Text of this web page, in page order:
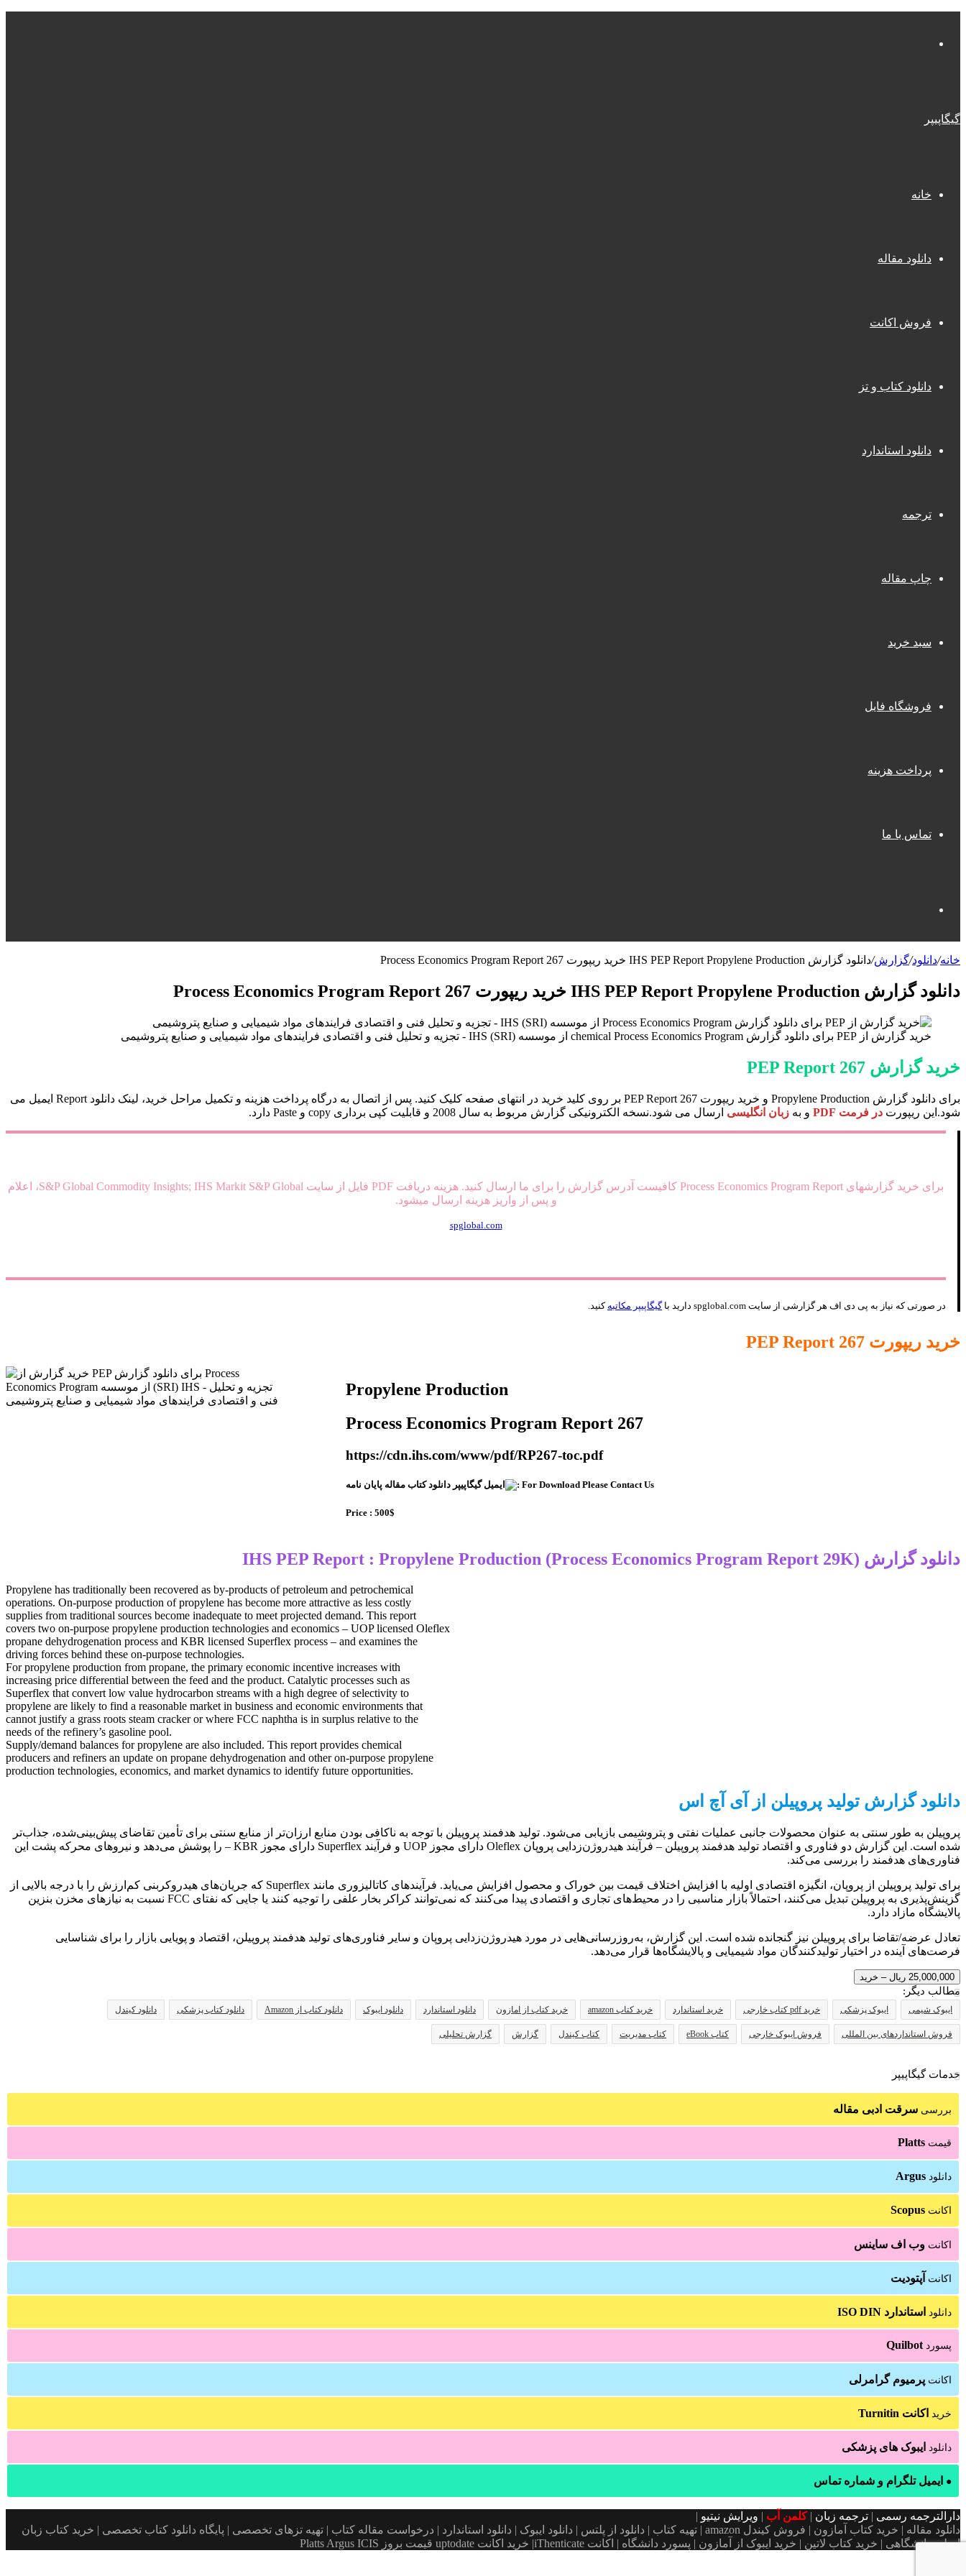
گیگاپیپر
خانه
دانلود مقاله
فروش اکانت
دانلود کتاب و تز
دانلود استاندارد
ترجمه
چاپ مقاله
سبد خرید
فروشگاه فایل
پرداخت هزینه
تماس با ما
خانه/دانلود/گزارش/دانلود گزارش IHS PEP Report Propylene Production خرید ریپورت Process Economics Program Report 267
دانلود گزارش IHS PEP Report Propylene Production خرید ریپورت Process Economics Program Report 267
خرید گزارش از PEP برای دانلود گزارش chemical Process Economics Program از موسسه (SRI) IHS - تجزیه و تحلیل فنی و اقتصادی فرایندهای مواد شیمیایی و صنایع پتروشیمی
خرید گزارش PEP Report 267
برای دانلود گزارش Propylene Production و خرید ریپورت PEP Report 267 بر روی کلید خرید در انتهای صفحه کلیک کنید. پس از اتصال به درگاه پرداخت هزینه و تکمیل مراحل خرید، لینک دانلود Report ایمیل می
شود.این ریپورت در فرمت PDF و به زبان انگلیسی ارسال می شود.نسخه الکترونیکی گزارش مربوط به سال 2008 و قابلیت کپی برداری copy و Paste دارد.
برای خرید گزارشهای Process Economics Program Report کافیست آدرس گزارش را برای ما ارسال کنید. هزینه دریافت PDF فایل از سایت S&P Global Commodity Insights; IHS Markit S&P Global، اعلام
و پس از واریز هزینه ارسال میشود.
spglobal.com
در صورتی که نیاز به پی دی اف هر گزارشی از سایت spglobal.com دارید با گیگاپیپر مکاتبه کنید.
خرید ریپورت PEP Report 267
Propylene Production
Process Economics Program Report 267
https://cdn.ihs.com/www/pdf/RP267-toc.pdf
For Download Please Contact Us :
Price : 500$
دانلود گزارش IHS PEP Report : Propylene Production (Process Economics Program Report 29K)
Propylene has traditionally been recovered as by-products of petroleum and petrochemical
operations. On-purpose production of propylene has become more attractive as less costly
supplies from traditional sources become inadequate to meet projected demand. This report
covers two on-purpose propylene production technologies and economics – UOP licensed Oleflex
propane dehydrogenation process and KBR licensed Superflex process – and examines the
driving forces behind these on-purpose technologies.
For propylene production from propane, the primary economic incentive increases with
increasing price differential between the feed and the product. Catalytic processes such as
Superflex that convert low value hydrocarbon streams with a high degree of selectivity to
propylene are likely to find a reasonable market in business and economic environments that
cannot justify a grass roots steam cracker or where FCC naphtha is in surplus relative to the
needs of the refinery’s gasoline pool.
Supply/demand balances for propylene are also included. This report provides chemical
producers and refiners an update on propane dehydrogenation and other on-purpose propylene
production technologies, economics, and market dynamics to identify future opportunities.
دانلود گزارش تولید پروپیلن از آی آچ اس
پروپیلن به طور سنتی به عنوان محصولات جانبی عملیات نفتی و پتروشیمی بازیابی می‌شود. تولید هدفمند پروپیلن با توجه به ناکافی بودن منابع ارزان‌تر از منابع سنتی برای تأمین تقاضای پیش‌بینی‌شده، جذاب‌تر
شده است. این گزارش دو فناوری و اقتصاد تولید هدفمند پروپیلن – فرآیند هیدروژن‌زدایی پروپان Oleflex دارای مجوز UOP و فرآیند Superflex دارای مجوز KBR – را پوشش می‌دهد و نیروهای محرکه پشت این
فناوری‌های هدفمند را بررسی می‌کند.
برای تولید پروپیلن از پروپان، انگیزه اقتصادی اولیه با افزایش اختلاف قیمت بین خوراک و محصول افزایش می‌یابد. فرآیندهای کاتالیزوری مانند Superflex که جریان‌های هیدروکربنی کم‌ارزش را با درجه بالایی از
گزینش‌پذیری به پروپیلن تبدیل می‌کنند، احتمالاً بازار مناسبی را در محیط‌های تجاری و اقتصادی پیدا می‌کنند که نمی‌توانند کراکر بخار علفی را توجیه کنند یا جایی که نفتای FCC نسبت به نیازهای مخزن بنزین
پالایشگاه مازاد دارد.
تعادل عرضه/تقاضا برای پروپیلن نیز گنجانده شده است. این گزارش، به‌روزرسانی‌هایی در مورد هیدروژن‌زدایی پروپان و سایر فناوری‌های تولید هدفمند پروپیلن، اقتصاد و پویایی بازار را برای شناسایی
فرصت‌های آینده در اختیار تولیدکنندگان مواد شیمیایی و پالایشگاه‌ها قرار می‌دهد.
25,000,000 ریال – خرید
مطالب دیگر:
ایبوک شیمی ایبوک پزشکی خرید pdf کتاب خارجی خرید استاندارد خرید کتاب amazon خرید کتاب از امازون دانلود استاندارد دانلود ایبوک دانلود کتاب از Amazon دانلود کتاب پزشکی دانلود کیندل
فروش استانداردهای بین المللی فروش ایبوک خارجی کتاب eBook کتاب مدیریت کتاب کیندل گزارش گزارش تحلیلی
خدمات گیگاپیپر
بررسی سرقت ادبی مقاله
قیمت Platts
دانلود Argus
اکانت Scopus
اکانت وب اف ساینس
اکانت آپتودیت
دانلود استاندارد ISO DIN
پسوردQuilbot
اکانت پرمیوم گرامرلی
خرید اکانت Turnitin
دانلود ایبوک های پزشکی
● ایمیل تلگرام و شماره تماس
دارالترجمه رسمی | ترجمه زبان |کلمن آب | ویرایش نیتیو |
دانلود مقاله | خرید کتاب آمازون | فروش کیندل amazon | تهیه کتاب | دانلود از پلتس | دانلود ایبوک | دانلود استاندارد | درخواست مقاله کتاب | تهیه تزهای تخصصی | پایگاه دانلود کتاب تخصصی | خرید کتاب زبان
اصلی دانشگاهی | خرید کتاب لاتین | خرید ایبوک از آمازون | پسورد دانشگاه | اکانت iThenticate| خريد اكانت uptodate قیمت بروز Platts Argus ICIS